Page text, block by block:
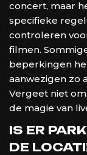
concert, maar
specifieke
controleren
filmen.
beperkingen
aanwezigen zo
Vergeet niet
de magie van
IS ER
DE